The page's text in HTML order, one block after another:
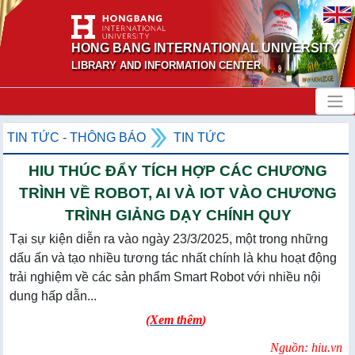
HONG BANG INTERNATIONAL UNIVERSITY
LIBRARY AND INFORMATION CENTER
TIN TỨC - THÔNG BÁO TIN TỨC
HIU THÚC ĐẨY TÍCH HỢP CÁC CHƯƠNG
TRÌNH VỀ ROBOT, AI VÀ IOT VÀO CHƯƠNG
TRÌNH GIẢNG DẠY CHÍNH QUY
Tại sự kiện diễn ra vào ngày 23/3/2025, một trong những
dấu ấn và tạo nhiều tương tác nhất chính là khu hoạt động
trải nghiệm về các sản phẩm Smart Robot với nhiều nội
dung hấp dẫn...
(Xem thêm)
Nguồn: hiu.vn